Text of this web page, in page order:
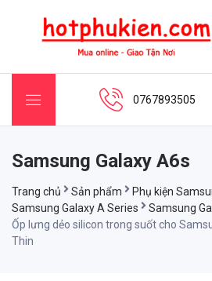
0767893505
Samsung Galaxy A6s
Trang chủ Sản phẩm
Phụ kiện
Samsung Galaxy A Series
Samsung
Ốp lưng dẻo silicon trong suốt cho
Thin